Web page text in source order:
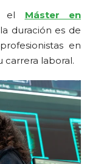
el Máster en
duración es de
en
carrera laboral.